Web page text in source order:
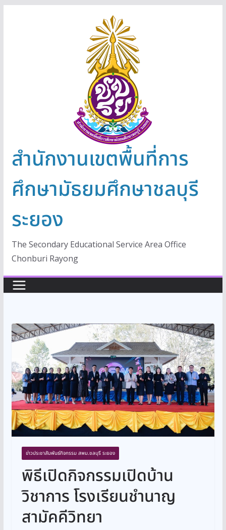
สำนักงานเขตพื้นที่การ
ศึกษามัธยมศึกษาชลบุรี
ระยอง
The Secondary Educational Service Area Office
Chonburi Rayong
ข่าวประชาสัมพันธ์กิจกรรม สพม.ชลบุรี ระยอง
พิธีเปิดกิจกรรมเปิดบ้าน
วิชาการ โรงเรียนชำนาญ
สามัคคีวิทยา